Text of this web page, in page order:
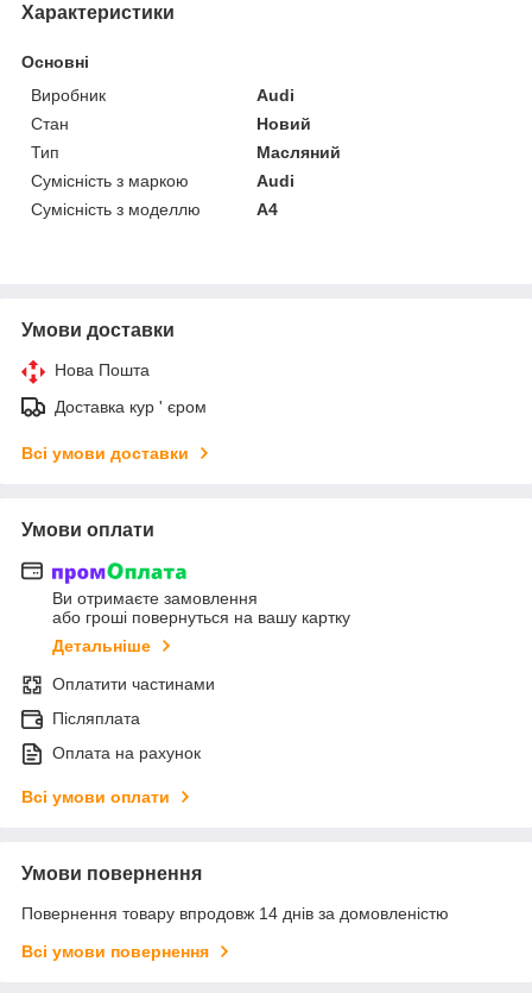
Характеристики
Основні
Виробник
Audi
Стан
Новий
Тип
Масляний
Сумісність з маркою
Audi
Сумісність з моделлю
A4
Умови доставки
Нова Пошта
Доставка кур ' єром
Всі умови доставки
Умови оплати
Ви отримаєте замовлення
або гроші повернуться на вашу картку
Детальніше
Оплатити частинами
Післяплата
Оплата на рахунок
Всі умови оплати
Умови повернення
Повернення товару впродовж 14 днів за домовленістю
Всі умови повернення